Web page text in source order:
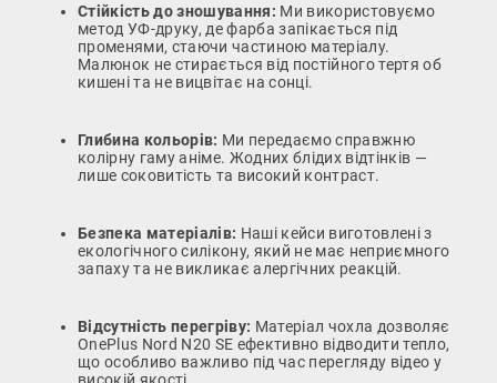
Стійкість до зношування: Ми використовуємо
метод УФ-друку, де фарба запікається під
променями, стаючи частиною матеріалу.
Малюнок не стирається від постійного тертя об
кишені та не вицвітає на сонці.
Глибина кольорів: Ми передаємо справжню
колірну гаму аніме. Жодних блідих відтінків —
лише соковитість та високий контраст.
Безпека матеріалів: Наші кейси виготовлені з
екологічного силікону, який не має неприємного
запаху та не викликає алергічних реакцій.
Відсутність перегріву: Матеріал чохла дозволяє
OnePlus Nord N20 SE ефективно відводити тепло,
що особливо важливо під час перегляду відео у
високій якості.